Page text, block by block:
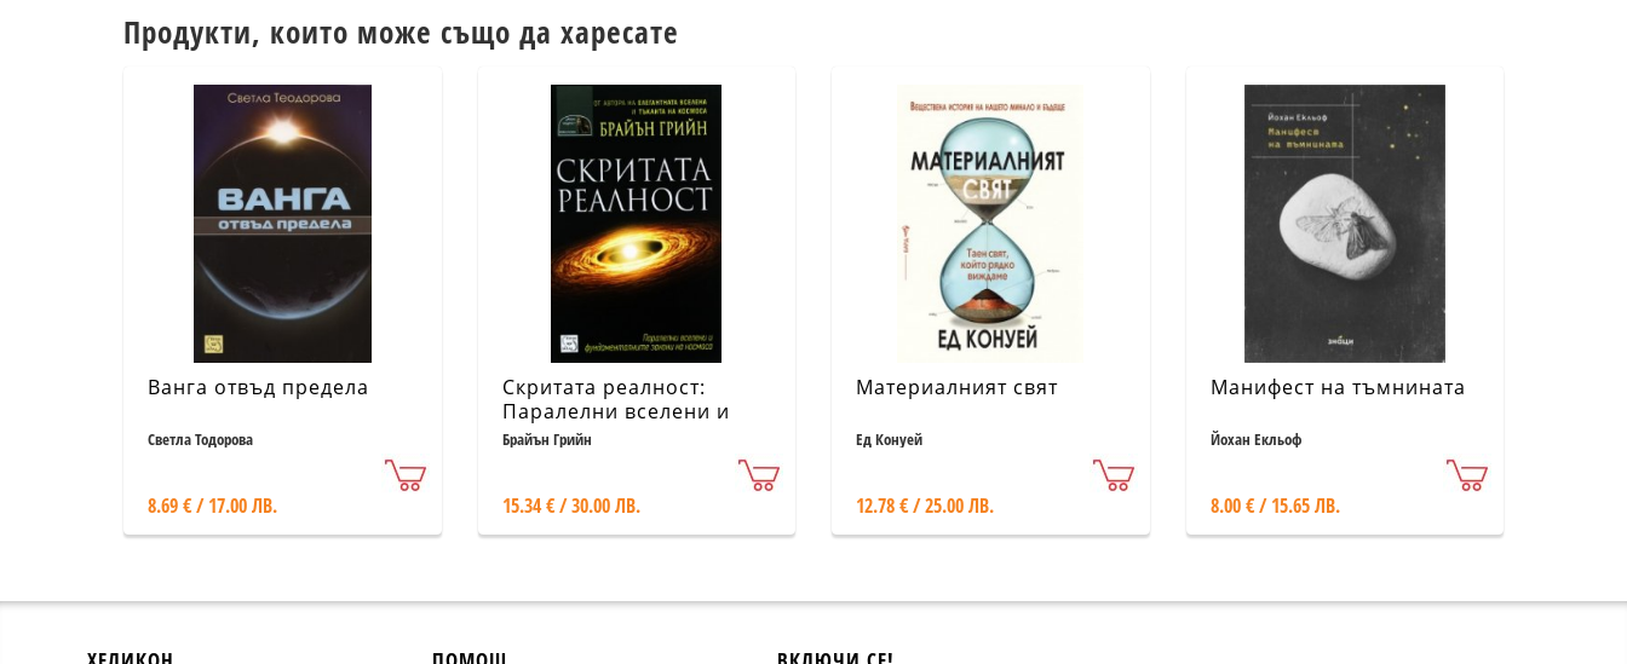
Продукти, които може също да харесате
Ванга отвъд предела
Светла Тодорова
8.69 € / 17.00 ЛВ.
Скритата реалност:
Паралелни вселени и
фундаменталните закони
Брайън Грийн
15.34 € / 30.00 ЛВ.
Материалният свят
Ед Конуей
12.78 € / 25.00 ЛВ.
Манифест на тъмнината
Йохан Екльоф
8.00 € / 15.65 ЛВ.